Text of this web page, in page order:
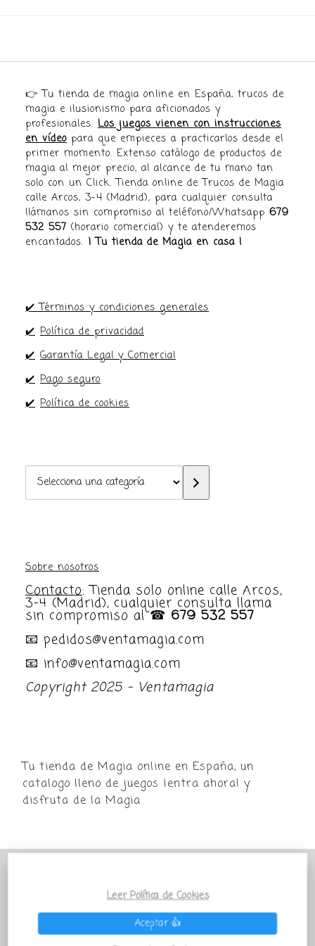
👉 Tu tienda de magia online en España, trucos de
magia e ilusionismo para aficionados y
profesionales. Los juegos vienen con instrucciones
en vídeo para que empieces a practicarlos desde el
primer momento. Extenso catálogo de productos de
magia al mejor precio, al alcance de tu mano tan
solo con un Click. Tienda online de Trucos de Magia
calle Arcos, 3-4 (Madrid), para cualquier consulta
llámanos sin compromiso al teléfono/Whatsapp 679
532 557 (horario comercial) y te atenderemos
encantados. ¡ Tu tienda de Magia en casa !
✔️ Términos y condiciones generales
✔️ Política de privacidad
✔️ Garantía Legal y Comercial
✔️ Pago seguro
✔️ Política de cookies
Selecciona
una
Sobre nosotros
Contacto: Tienda solo online calle Arcos,
3-4 (Madrid), cualquier consulta llama
sin compromiso al ☎ 679 532 557
📧 pedidos@ventamagia.com
📧 info@ventamagia.com
Copyright 2025 - Ventamagia
Tu tienda de Magia online en España, un
catalogo lleno de juegos ¡entra ahora! y
disfruta de la Magia
VENTAMAGIA PERMANECERÁ PARADA
TEMPORALMENTE Todos los pedidos que salgan
después del 27 de Julio se enviarán a partir del 01
Leer Política de Cookies
Aceptar 👍